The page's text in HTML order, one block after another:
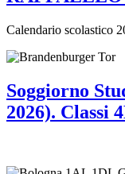
Calendario scolastico
Soggiorno
2026). Classi